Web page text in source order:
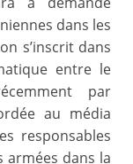
dans les
s’inscrit dans
entre le
par
au média
responsables
armées dans la